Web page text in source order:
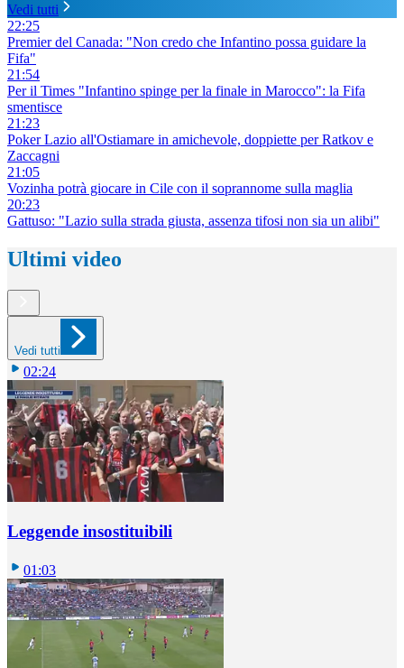
Vedi tutti
22:25
Premier del Canada: "Non credo che Infantino possa guidare la
Fifa"
21:54
Per il Times "Infantino spinge per la finale in Marocco": la Fifa
smentisce
21:23
Poker Lazio all'Ostiamare in amichevole, doppiette per Ratkov e
Zaccagni
21:05
Vozinha potrà giocare in Cile con il soprannome sulla maglia
20:23
Gattuso: "Lazio sulla strada giusta, assenza tifosi non sia un alibi"
Ultimi video
Vedi tutti
02:24
Leggende insostituibili
01:03